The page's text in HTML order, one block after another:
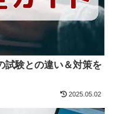
試験との違い＆対策を
2025.05.02